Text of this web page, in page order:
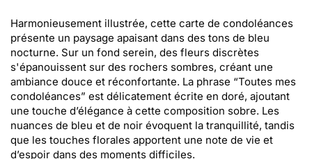
Harmonieusement illustrée, cette carte de condoléances
présente un paysage apaisant dans des tons de bleu
nocturne. Sur un fond serein, des fleurs discrètes
s'épanouissent sur des rochers sombres, créant une
ambiance douce et réconfortante. La phrase “Toutes mes
condoléances” est délicatement écrite en doré, ajoutant
une touche d’élégance à cette composition sobre. Les
nuances de bleu et de noir évoquent la tranquillité, tandis
que les touches florales apportent une note de vie et
d’espoir dans des moments difficiles.